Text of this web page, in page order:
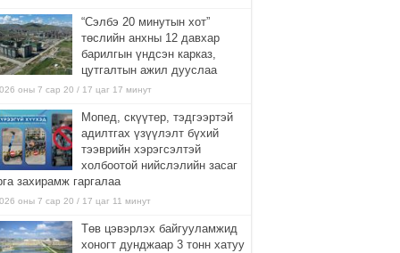
“Сэлбэ 20 минутын хот”
төслийн анхны 12 давхар
барилгын үндсэн карказ,
цутгалтын ажил дууслаа
оны 7 сар 20 / 17 цаг 17 минут
Мопед, скүүтер, тэдгээртэй
адилтгах үзүүлэлт бүхий
тээврийн хэрэгсэлтэй
холбоотой нийслэлийн засаг
захирамж гаргалаа
оны 7 сар 20 / 17 цаг 11 минут
Төв цэвэрлэх байгууламжид
хоногт дунджаар 3 тонн хатуу